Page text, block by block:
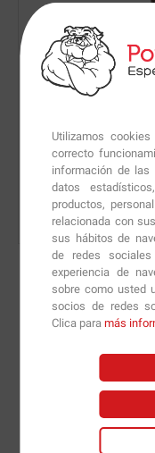
Utilizamos
correcto
información de las
datos
productos,
relacionada con
sus hábitos de
de redes
experiencia de
sobre como usted
socios de redes
Clica paramás
Nuevas
nuestros